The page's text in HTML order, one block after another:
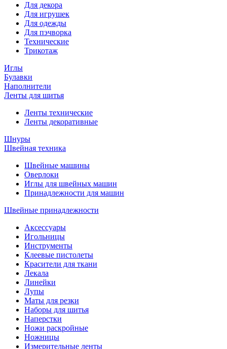
Для декора
Для игрушек
Для одежды
Для пэчворка
Технические
Трикотаж
Иглы
Булавки
Наполнители
Ленты для шитья
Ленты технические
Ленты декоративные
Шнуры
Швейная техника
Швейные машины
Оверлоки
Иглы для швейных машин
Принадлежности для машин
Швейные принадлежности
Аксессуары
Игольницы
Инструменты
Клеевые пистолеты
Красители для ткани
Лекала
Линейки
Лупы
Маты для резки
Наборы для шитья
Наперстки
Ножи раскройные
Ножницы
Измерительные ленты